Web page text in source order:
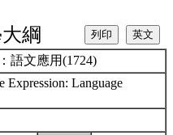
綱
語文應用(1724)
Expression: Language